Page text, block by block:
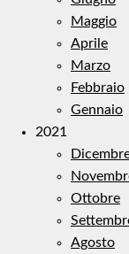
Maggio
Aprile
Marzo
Febbraio
Gennaio
2021
Ottobre
Agosto